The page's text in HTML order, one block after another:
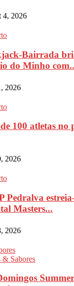
4, 2026
Bairrada
do Minho
2026
100 atletas
2026
Pedralva
Masters...
2026
& Sabores